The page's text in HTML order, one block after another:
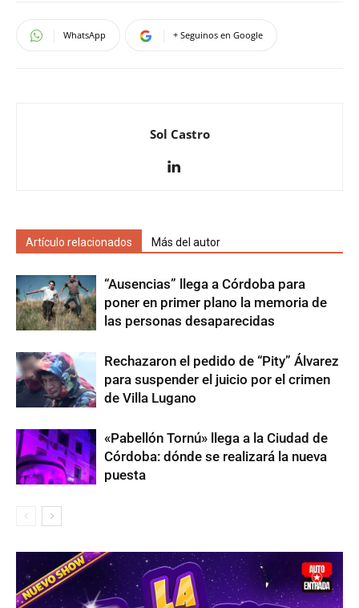
WhatsApp + Seguinos en Google
Sol Castro
Artículo relacionados Más del autor
“Ausencias” llega a Córdoba para
poner en primer plano la memoria de
las personas desaparecidas
Rechazaron el pedido de “Pity” Álvarez
para suspender el juicio por el crimen
de Villa Lugano
«Pabellón Tornú» llega a la Ciudad de
Córdoba: dónde se realizará la nueva
puesta